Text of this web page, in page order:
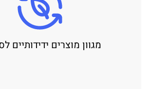
מגוון מוצרים ידידותיים